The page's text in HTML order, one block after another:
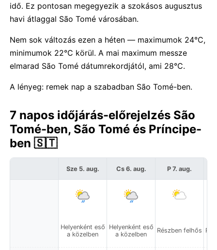
idő. Ez pontosan megegyezik a szokásos augusztus
havi átlaggal São Tomé városában.
Nem sok változás ezen a héten — maximumok 24°C,
minimumok 22°C körül. A mai maximum messze
elmarad São Tomé dátumrekordjától, ami 28°C.
A lényeg: remek nap a szabadban São Tomé-ben.
7 napos időjárás-előrejelzés São
Tomé-ben, São Tomé és Príncipe-
ben 🇸🇹
Sze 5. aug.
Helyenként eső
a közelben
Cs 6. aug.
Helyenként eső
a közelben
P 7. aug.
Részben felhős